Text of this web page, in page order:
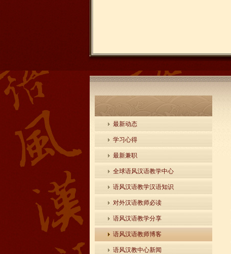
最新动态
学习心得
最新兼职
全球语风汉语教学中心
语风汉语教学汉语知识
对外汉语教师必读
语风汉语教学分享
语风汉语教师博客
语风汉教中心新闻